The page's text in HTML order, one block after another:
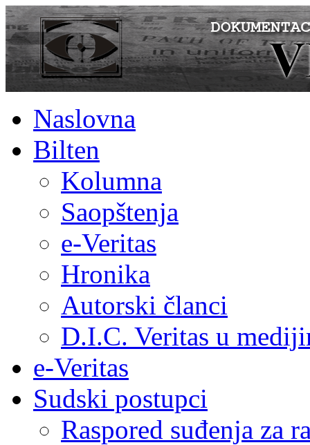
Naslovna
Bilten
Kolumna
Saopštenja
e-Veritas
Hronika
Autorski članci
D.I.C. Veritas u
e-Veritas
Sudski postupci
Raspored suđenja za